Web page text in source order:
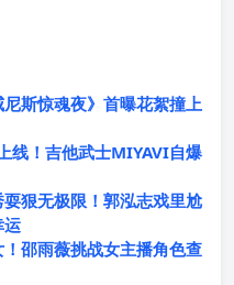
斯惊魂夜》首曝花絮撞上
线！吉他武士MIYAVI自爆
耍狠无极限！郭泓志戏里尬
运
邵雨薇挑战女主播角色查